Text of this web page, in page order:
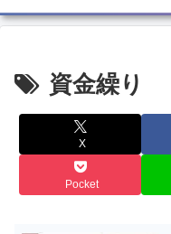
資金繰り
X
Pocket